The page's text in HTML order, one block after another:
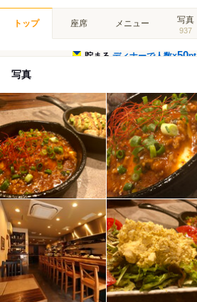
トップ 座席 メニュー 写真
937
貯まるディナーで人数×50pt
写真